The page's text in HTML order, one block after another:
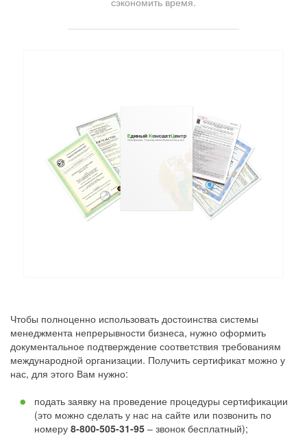
Чтобы полноценно использовать достоинства системы
менеджмента непрерывности бизнеса, нужно оформить
документальное подтверждение соответствия требованиям
международной организации. Получить сертификат можно у
нас, для этого Вам нужно:
подать заявку на проведение процедуры сертификации
(это можно сделать у нас на сайте или позвонить по
номеру 8-800-505-31-95 – звонок бесплатный);